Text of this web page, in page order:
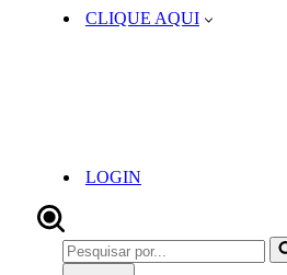
CLIQUE AQUI
LOGIN
Pesquisar
por...